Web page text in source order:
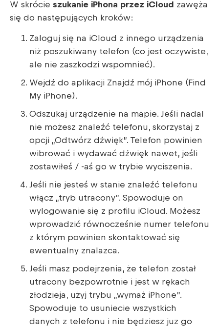
W skrócie szukanie iPhona przez iCloud zawęża
się do następujących kroków:
Zaloguj się na iCloud z innego urządzenia
niż poszukiwany telefon (co jest oczywiste,
ale nie zaszkodzi wspomnieć).
Wejdź do aplikacji Znajdź mój iPhone (Find
My iPhone).
Odszukaj urządzenie na mapie. Jeśli nadal
nie możesz znaleźć telefonu, skorzystaj z
opcji „Odtwórz dźwięk”. Telefon powinien
wibrować i wydawać dźwięk nawet, jeśli
zostawiłeś / -aś go w trybie wyciszenia.
Jeśli nie jesteś w stanie znaleźć telefonu
włącz „tryb utracony”. Spowoduje on
wylogowanie się z profilu iCloud. Możesz
wprowadzić równocześnie numer telefonu
z którym powinien skontaktować się
ewentualny znalazca.
Jeśli masz podejrzenia, że telefon został
utracony bezpowrotnie i jest w rękach
złodzieja, użyj trybu „wymaż iPhone”.
Spowoduje to usuniecie wszystkich
danych z telefonu i nie będziesz juz go